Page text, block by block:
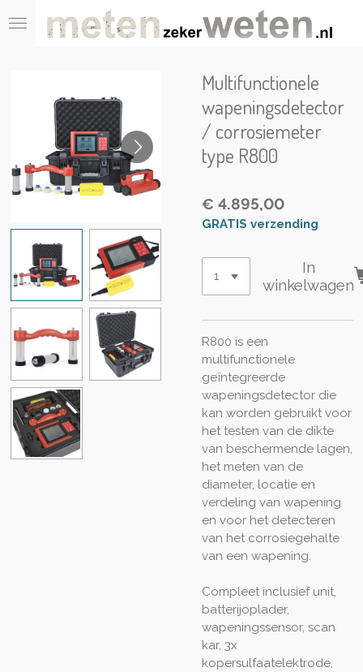
Ga
Multifunctionele
wapeningsdetector
/ corrosiemeter
type R800
€ 4.895,00
GRATIS verzending
In
winkelwagen
R800 is een
multifunctionele
geïntegreerde
wapeningsdetector die
kan worden gebruikt voor
het testen van de dikte
van beschermende lagen,
het meten van de
diameter, locatie en
verdeling van wapening
en voor het detecteren
van het corrosiegehalte
van een wapening.
Compleet inclusief unit,
batterijoplader,
wapeningssensor, scan
kar, 3x
kopersulfaatelektrode,